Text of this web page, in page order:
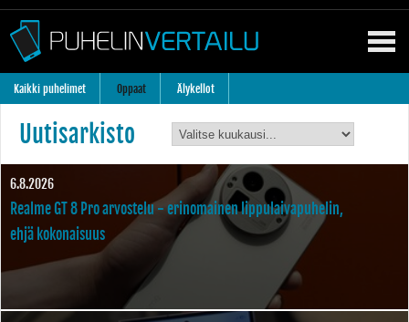
Kaikki puhelimet Oppaat Älykellot
Uutisarkisto
6.8.2026
Realme GT 8 Pro arvostelu - erinomainen lippulaivapuhelin,
ehjä kokonaisuus